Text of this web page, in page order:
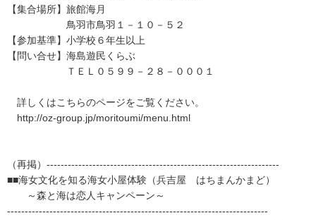
【集合場所】旅館海月
鳥羽市鳥羽１－１０－５２
【参加基準】小学校６年生以上
【問い合せ】海島遊民くらぶ
ＴＥＬ０５９９－２８－０００１
詳しくはこちらのページをご覧ください。
http://oz-group.jp/moritoumi/menu.html
（再掲）------------------------------------------------------------------
■■海女文化を知る海女小屋体験（兵吉屋 はちまんかまど）
～森と海は恋人キャンペーン～
--------------------------------------------------------------------------